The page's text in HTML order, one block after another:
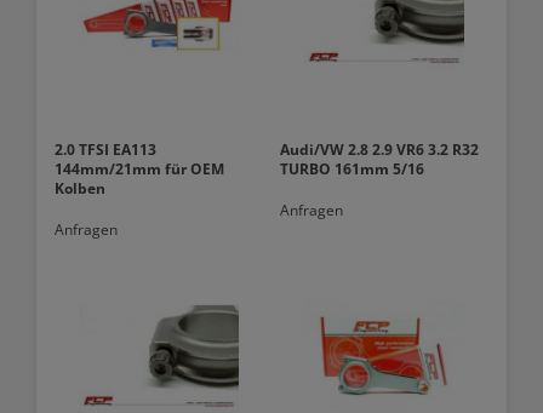
2.0 TFSI EA113
144mm/21mm für OEM
Kolben
Anfragen
Audi/VW 2.8 2.9 VR6 3.2 R32
TURBO 161mm 5/16
Anfragen